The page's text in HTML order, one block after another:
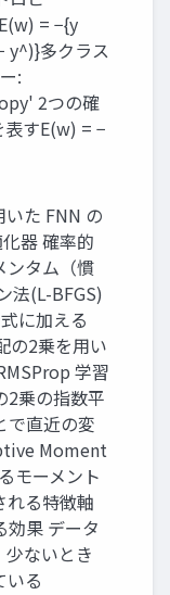
= −{y
多クラス
:
2つの確
す ​ E(w) = −
た FNN の
器 確率的
ンタム（慣
法(L-BFGS)
に加える
の2乗を用い
学習
2乗の指数平
で直近の変
Moment
モーメント
れる特徴軸
効果 データ
ないとき
いる